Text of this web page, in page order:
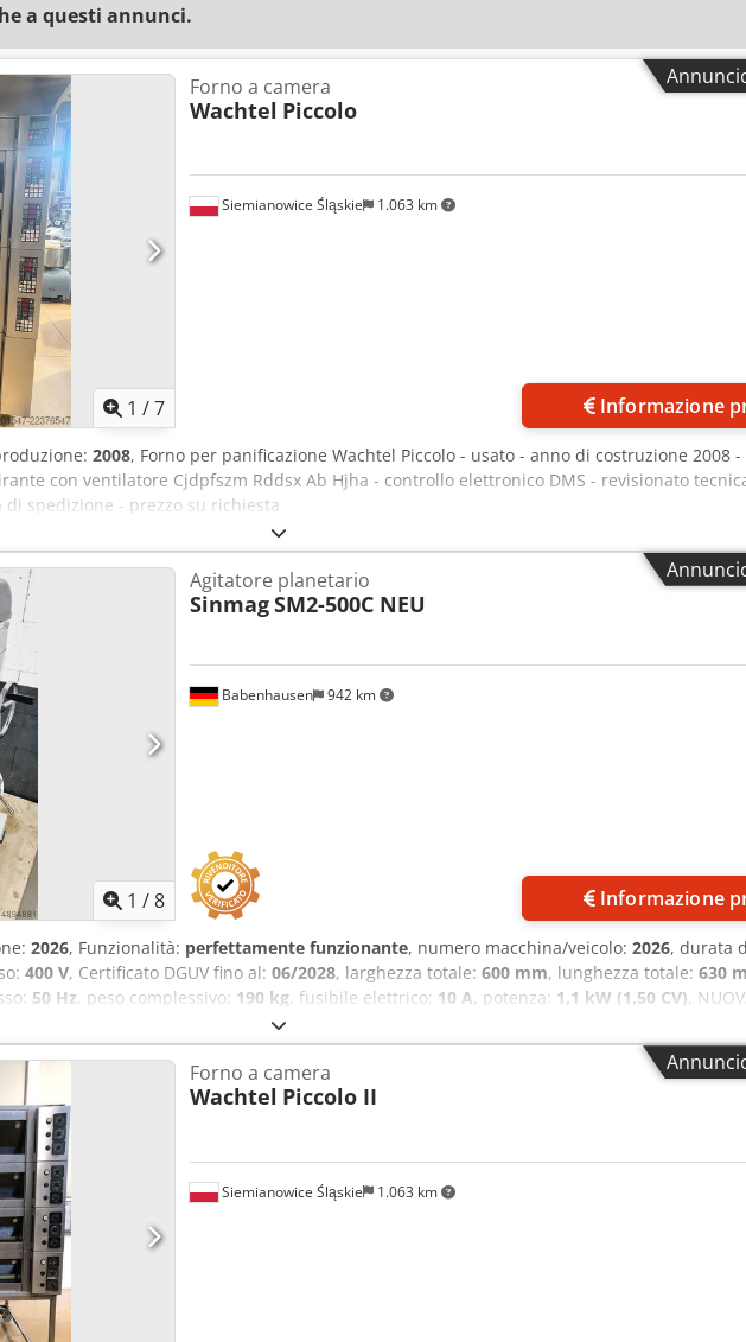
a questi annunci.
1 /7
Siemianowice Śląskie 1.063 km
Forno a camera
Wachtel Piccolo
Informazione
2008, Forno per panificazione Wachtel Piccolo - usato - anno di costruzione 2008
con ventilatore Cjdpfszm Rddsx Ab Hjha - controllo elettronico DMS - revisionato
spedizione - prezzo su richiesta
1 /8
Babenhausen 942 km
Agitatore planetario
SinmagSM2-500C NEU
Informazione
2026, Funzionalità: perfettamente funzionante, numero macchina/veicolo: 2026, durata
400 V, Certificato DGUV fino al: 06/2028, larghezza totale: 600 mm, lunghezza totale: 630
50 Hz, peso complessivo: 190 kg, fusibile elettrico: 10 A, potenza: 1,1 kW (1,50 CV),
robusta e collaudata... già più volte apprezzata! Macchina per impastare con
1 vasca in acciaio inox da 40 litri 1 mescolatore piatto, 1 gancio impastatore, 1
Macchina da pavimento con sollevamento vasca Solo da noi con collaudo
NUOVA 24 mesi di garanzia + servizio ricambi Codpfjrhv Hbox Ab Heha Opzioni:
piatto Contratto di manutenzione Pacchetto assistenza Istruzione / messa in funzione
in una sola macchina! Il vostro partner con un servizio extra!
Siemianowice Śląskie 1.063 km
Forno a camera
Wachtel Piccolo II